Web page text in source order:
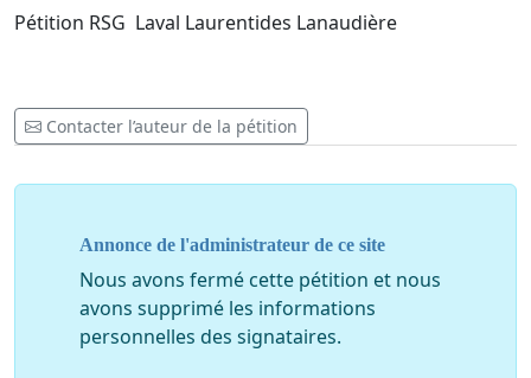
Pétition RSG Laval Laurentides Lanaudière
Contacter l’auteur de la pétition
Annonce de l'administrateur de ce site
Nous avons fermé cette pétition et nous
avons supprimé les informations
personnelles des signataires.